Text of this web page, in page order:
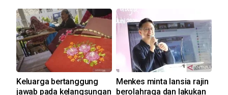
Keluarga bertanggung
jawab pada kelangsungan
Menkes minta lansia rajin
berolahraga dan lakukan